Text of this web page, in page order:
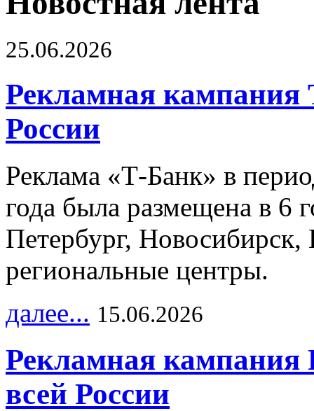
25.06.2026
Рекламная кампания
России
Реклама «Т-Банк» в
года была размещена в 6
Петербург,
региональные центры.
далее... 15.06.2026
Рекламная
всей России